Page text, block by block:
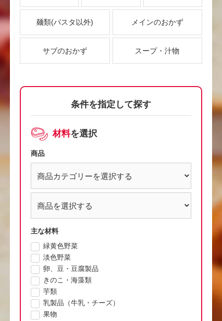
麺類(パスタ以外) メインのおかず
サブのおかず スープ・汁物
条件を指定して探す
材料を選択
商品
主な材料
緑黄色野菜
淡色野菜
卵、豆・豆腐製品
きのこ・海藻類
芋類
乳製品（牛乳・チーズ）
果物